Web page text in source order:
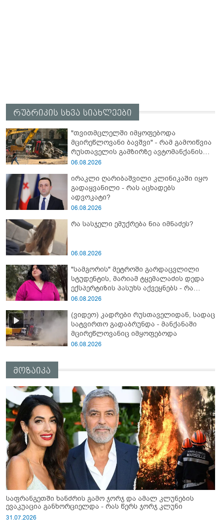
რუბრიკის სხვა სიახლეები
"თვითმცლელში იმყოფებოდა
მცირეწლოვანი ბავშვი" - რამ გამოიწვია
რუსთაველის გამზირზე ავტომანქანის
გადაბრუნება: “ჯივიპი” განცხადებას
06.08.2026
ირაკლი ღარიბაშვილი კლინიკაში იყო
გადაყვანილი - რას აცხადებს
ადვოკატი?
06.08.2026
რა სასჯელი ემუქრება ნია იმნაძეს?
06.08.2026
"სამგორის" მეტროში გარდაცვლილი
სტუდენტის, მარიამ ტყემალაძის დედა
ექსპერტიზის პასუხს აქვეყნებს - რა
გახდა გოგონას გარდაცვალების მიზეზი?
06.08.2026
(ვიდეო) კადრები რუსთაველიდან, სადაც
სატვირთო გადაბრუნდა - მანქანაში
მცირეწლოვანიც იმყოფებოდა
06.08.2026
მოზაიკა
საფრანგეთში ხანძრის გამო ჯორჯ და ამალ კლუნების
ევაკუაცია განხორციელდა - რას წერს ჯორჯ კლუნი
31.07.2026